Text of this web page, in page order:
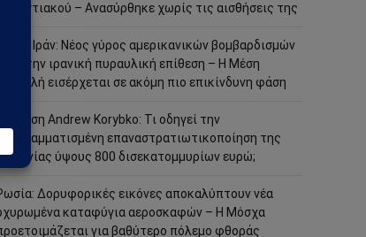
– Ανασύρθηκε χωρίς τις αισθήσεις της
ΗΠΑ – Ιράν: Νέος γύρος αμερικανικών βομβαρδισμών
μετά την ιρανική πυραυλική επίθεση – Η Μέση
Ανατολή εισέρχεται σε ακόμη πιο επικίνδυνη φάση
Ανάλυση Andrew Korybko: Τι οδηγεί την
προγραμματισμένη επαναστρατιωτικοποίηση της
ύψους 800 δισεκατομμυρίων ευρώ;
Δορυφορικές εικόνες αποκαλύπτουν νέα
καταφύγια αεροσκαφών – Η Μόσχα
για βαθύτερο πόλεμο φθοράς